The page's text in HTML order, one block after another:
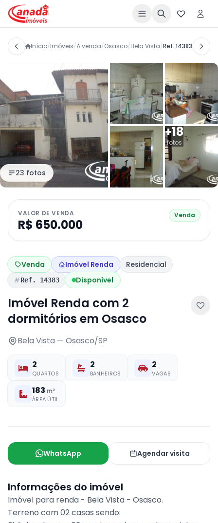
Início/Imóveis/À venda/Osasco/Bela Vista/Ref. 14383
+18
fotos
23 fotos
VALOR DE VENDA
R$ 650.000
Venda
Venda Imóvel Renda Residencial
Ref. 14383 Disponível
Imóvel Renda com 2
dormitórios em Osasco
Bela Vista — Osasco/SP
2
QUARTOS
2
BANHEIROS
2
VAGAS
183 m²
ÁREA ÚTIL
WhatsApp Agendar visita
Informações do imóvel
Imóvel para renda - Bela Vista - Osasco.
Terreno com 02 casas sendo: